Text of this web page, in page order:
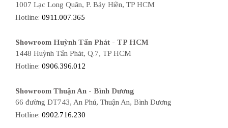
1007 Lạc Long Quân, P. Bảy Hiền, TP HCM
Hotline: 0911.007.365
Showroom Huỳnh Tấn Phát - TP HCM
1448 Huỳnh Tấn Phát, Q.7, TP HCM
Hotline: 0906.396.012
Showroom Thuận An - Bình Dương
66 đường DT743, An Phú, Thuận An, Bình Dương
Hotline: 0902.716.230